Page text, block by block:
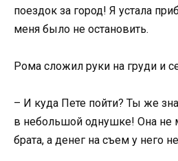
поездок за город! Я устала
меня было не остановить.
Рома сложил руки на груди и
– И куда Пете пойти? Ты же
в небольшой однушке! Она не
брата, а денег на съем у него